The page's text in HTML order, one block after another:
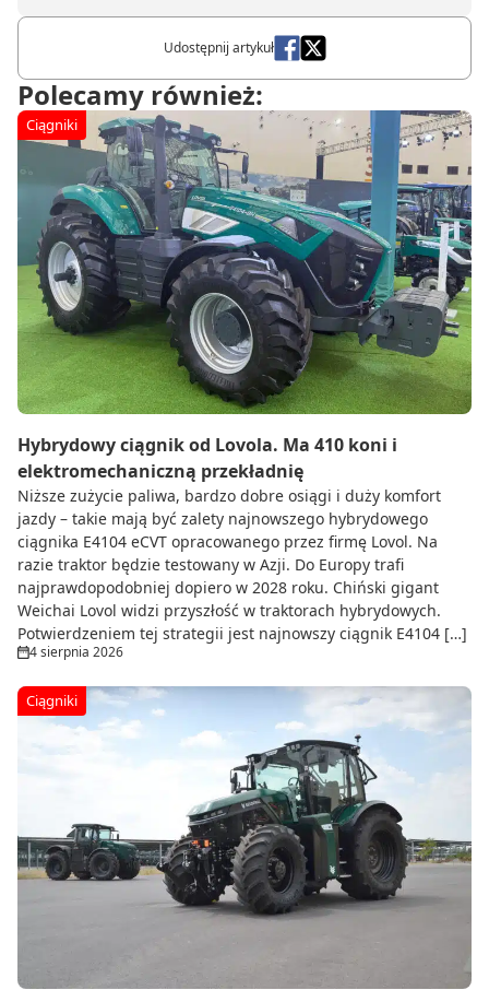
Udostępnij artykuł
Polecamy również:
Ciągniki
Hybrydowy ciągnik od Lovola. Ma 410 koni i
elektromechaniczną przekładnię
Niższe zużycie paliwa, bardzo dobre osiągi i duży komfort
jazdy – takie mają być zalety najnowszego hybrydowego
ciągnika E4104 eCVT opracowanego przez firmę Lovol. Na
razie traktor będzie testowany w Azji. Do Europy trafi
najprawdopodobniej dopiero w 2028 roku. Chiński gigant
Weichai Lovol widzi przyszłość w traktorach hybrydowych.
Potwierdzeniem tej strategii jest najnowszy ciągnik E4104 […]
4 sierpnia 2026
Ciągniki